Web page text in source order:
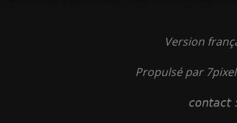
Version
Propulsé par